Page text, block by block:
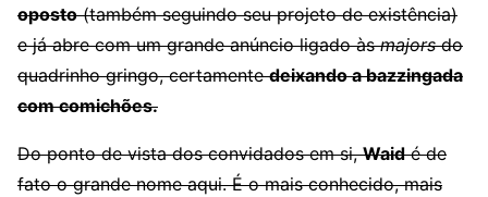
oposto(também seguindo seu projeto de existência)
e já abre com um grande anúncio ligado àsmajorsdo
quadrinho gringo, certamentedeixando a bazzingada
com comichões.
Do ponto de vista dos convidados em si,Waidé de
fato o grande nome aqui. É o mais conhecido, mais